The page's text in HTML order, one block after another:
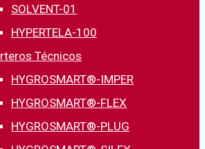
SOLVENT-01
HYPERTELA-100
Técnicos
HYGROSMART®-IMPER
HYGROSMART®-FLEX
HYGROSMART®-PLUG